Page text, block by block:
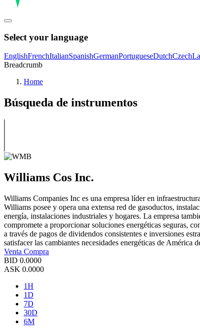
Select your language
EnglishFrenchItalianSpanishGermanPortugueseDutchCzech
Breadcrumb
Home
Búsqueda de instrumentos
Williams Cos Inc.
Williams Companies Inc es una empresa líder en
Williams posee y opera una extensa red de gasoductos,
energía, instalaciones industriales y hogares. La empresa
compromete a proporcionar soluciones energéticas seguras,
a través de pagos de dividendos consistentes e inversiones
satisfacer las cambiantes necesidades energéticas de América
Venta Compra
BID 0.0000
ASK 0.0000
1H
1D
7D
30D
6M